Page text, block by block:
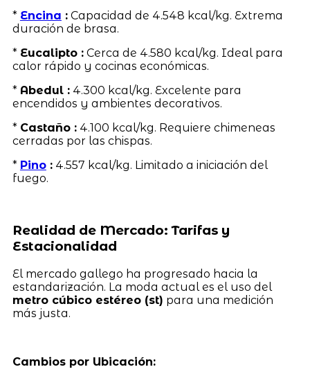
* Encina :Capacidad de 4.548 kcal/kg. Extrema
duración de brasa.
* Eucalipto :Cerca de 4.580 kcal/kg. Ideal para
calor rápido y cocinas económicas.
* Abedul :4.300 kcal/kg. Excelente para
encendidos y ambientes decorativos.
* Castaño :4.100 kcal/kg. Requiere chimeneas
cerradas por las chispas.
* Pino:4.557 kcal/kg. Limitado a iniciación del
fuego.
Realidad de Mercado: Tarifas y
Estacionalidad
El mercado gallego ha progresado hacia la
estandarización. La moda actual es el uso del
metro cúbico estéreo (st) para una medición
más justa.
Cambios por Ubicación: